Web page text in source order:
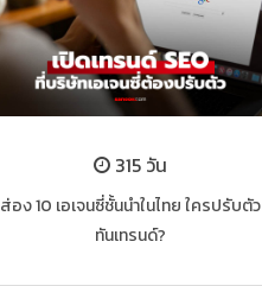
315 วัน
ส่อง 10 เอเจนซี่ชั้นนำในไทย ใครปรับตัว
ทันเทรนด์?